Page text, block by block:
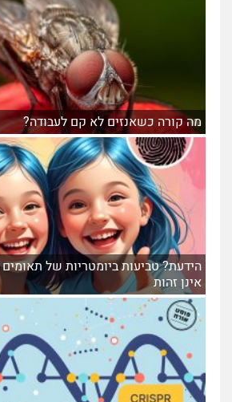
מה קורה כשאנזים לא קם לעבודה?
הידעת? טביעות ביומטריות של תאומים
אינן זהות